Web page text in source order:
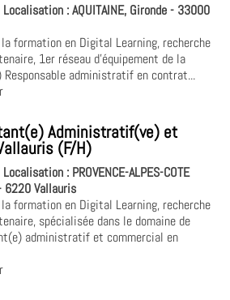
Localisation :AQUITAINE, Gironde - 33000
la formation en Digital Learning, recherche
1er réseau d'équipement de la
Responsable administratif en contrat...
Administratif(ve) et
(F/H)
Localisation : PROVENCE-ALPES-COTE
6220 Vallauris
la formation en Digital Learning, recherche
spécialisée dans le domaine de
administratif et commercial en